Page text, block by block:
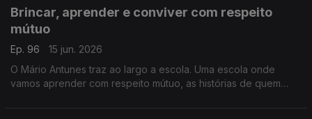
Brincar, aprender e conviver com respeito
mútuo
Ep. 96
15 jun. 2026
O Mário Antunes traz ao largo a escola. Uma escola onde
vamos aprender com respeito mútuo, as histórias de quem